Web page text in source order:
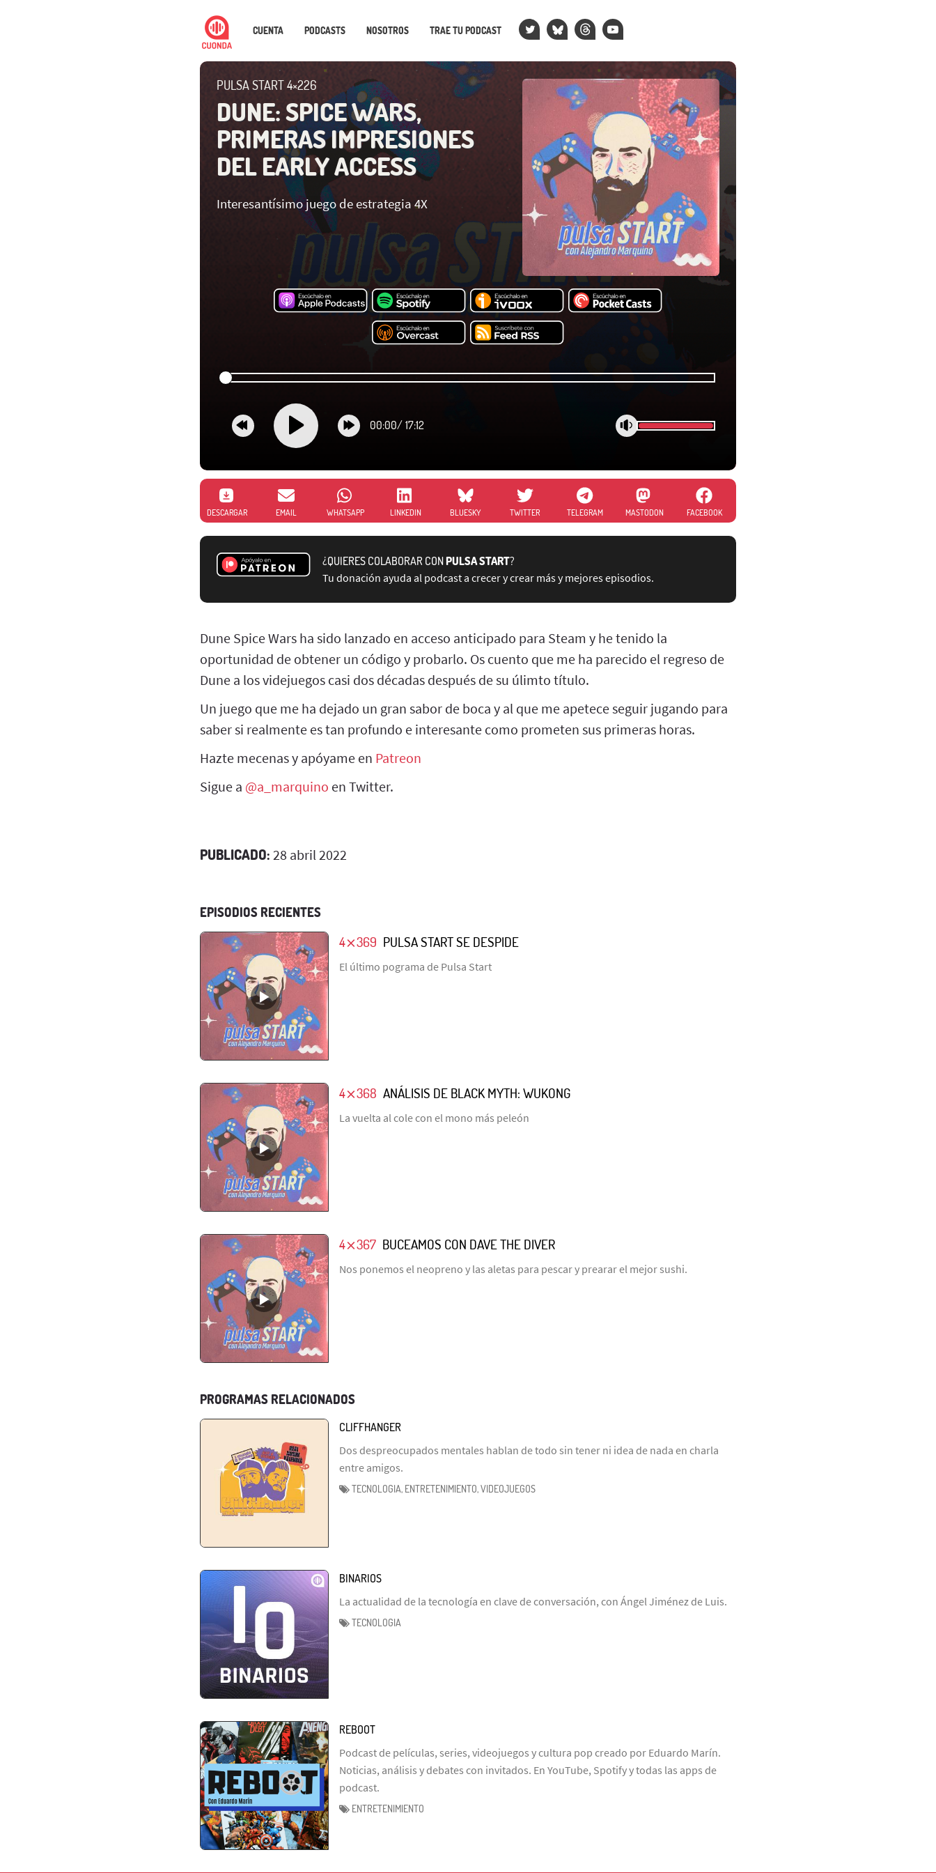
CUENTA PODCASTS NOSOTROS TRAE TU PODCAST
PULSA START 4×226
DUNE: SPICE WARS,
PRIMERAS IMPRESIONES
DEL EARLY ACCESS
Interesantísimo juego de estrategia 4X
00:00/ 17:12
DESCARGAR EMAIL WHATSAPP LINKEDIN BLUESKY TWITTER TELEGRAM MASTODON FACEBOOK
¿QUIERES COLABORAR CONPULSA START?
Tu donación ayuda al podcast a crecer y crear más y mejores episodios.
Dune Spice Wars ha sido lanzado en acceso anticipado para Steam y he tenido la
oportunidad de obtener un código y probarlo. Os cuento que me ha parecido el regreso de
Dune a los videjuegos casi dos décadas después de su úlimto título.
Un juego que me ha dejado un gran sabor de boca y al que me apetece seguir jugando para
saber si realmente es tan profundo e interesante como prometen sus primeras horas.
Hazte mecenas y apóyame en Patreon
Sigue a @a_marquino en Twitter.
PUBLICADO: 28 abril 2022
EPISODIOS RECIENTES
4⨯369 PULSA START SE DESPIDE
El último pograma de Pulsa Start
4⨯368 ANÁLISIS DE BLACK MYTH: WUKONG
La vuelta al cole con el mono más peleón
4⨯367 BUCEAMOS CON DAVE THE DIVER
Nos ponemos el neopreno y las aletas para pescar y prearar el mejor sushi.
PROGRAMAS RELACIONADOS
CLIFFHANGER
Dos despreocupados mentales hablan de todo sin tener ni idea de nada en charla
entre amigos.
TECNOLOGIA, ENTRETENIMIENTO, VIDEOJUEGOS
BINARIOS
La actualidad de la tecnología en clave de conversación, con Ángel Jiménez de Luis.
TECNOLOGIA
REBOOT
Podcast de películas, series, videojuegos y cultura pop creado por Eduardo Marín.
Noticias, análisis y debates con invitados. En YouTube, Spotify y todas las apps de
podcast.
ENTRETENIMIENTO